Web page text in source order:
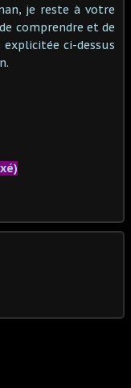
je reste à votre
comprendre et de
ci-dessus